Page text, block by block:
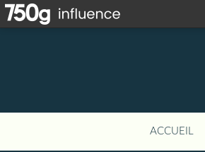
ACCUEIL